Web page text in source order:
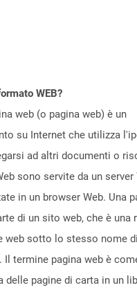
WEB?
web (o pagina web) è un
su Internet che utilizza
ad altri documenti o
sono servite da un server
in un browser Web. Una
di un sito web, che è una
web sotto lo stesso nome di
Il termine pagina web è
delle pagine di carta in un